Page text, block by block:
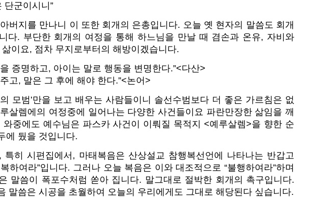
단군이시니”
버지를 만나니 이 또한 회개의 은총입니다. 오늘 옛 현자의 말씀도 회개
다. 부단한 회개의 여정을 통해 하느님을 만날 때 겸손과 온유, 자비와
이요, 점차 무지로부터의 해방이겠습니다.
증명하고, 아이는 말로 행동을 변명한다.”<다산>
고, 말은 그 후에 해야 한다.”<논어>
모범’만을 보고 배우는 사람들이니 솔선수범보다 더 좋은 가르침은 없
살렘에의 여정중에 일어나는 다양한 사건들이요 파란만장한 삶임을 깨
와중에도 예수님은 파스카 사건이 이뤄질 목적지 <예루살렘>을 향한 순
에 뒀을 것입니다.
특히 시편집에서, 마태복음은 산상설교 참행복선언에 나타나는 반갑고
하여라”입니다. 그러나 오늘 복음은 이와 대조적으로 “불행하여라”하며
말씀이 폭포수처럼 쏟아 집니다. 말그대로 절박한 회개의 촉구입니다.
말씀은 시공을 초월하여 오늘의 우리에게도 그대로 해당된다 싶습니다.